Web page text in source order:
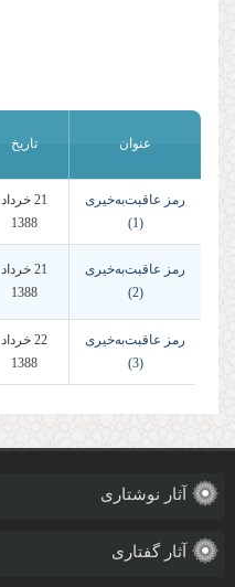
عنوان تاریخ
رمز عاقبت‌به‌خیری
(1)
21 خرداد
1388
رمز عاقبت‌به‌خیری
(2)
21 خرداد
1388
رمز عاقبت‌به‌خیری
(3)
22 خرداد
1388
آثار نوشتاری
آثار گفتاری